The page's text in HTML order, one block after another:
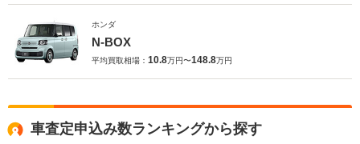
ホンダ
N-BOX
平均買取相場： 10.8万円〜148.8万円
車査定申込み数ランキングから探す